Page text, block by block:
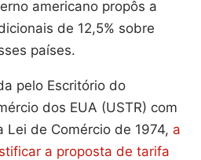
americano propôs a
de 12,5% sobre
países.
pelo Escritório do
dos EUA (USTR) com
Lei de Comércio de 1974, a
a proposta de tarifa